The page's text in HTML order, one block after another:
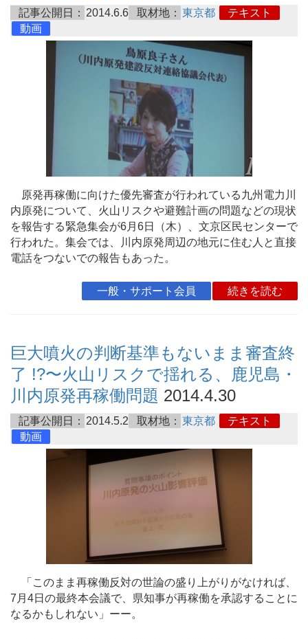
記事公開日： 2014.6.6 取材地： 東京都
テキスト
動画
原発再稼働に向けた優先審査が行われている九州電力川
内原発について、火山リスクや避難計画の問題などの現状
を報告する緊急集会が6月6日（木）、文京区民センターで
行われた。集会では、川内原発周辺の地元に住む人と直接
電話をつないでの報告もあった。
一般・サポート会員 続きを読む
巨大噴火の判断基準もないまま審査終
了 !?〜火山リスクで揺れる、鹿児島・
川内原発再稼働問題 2014.4.30
記事公開日： 2014.5.2 取材地： 東京都
テキスト
動画
「このまま再稼働反対の世論の盛り上がりがなければ、
7月4日の最終本会議で、県知事が再稼働を承認することに
なるかもしれない」ーー。